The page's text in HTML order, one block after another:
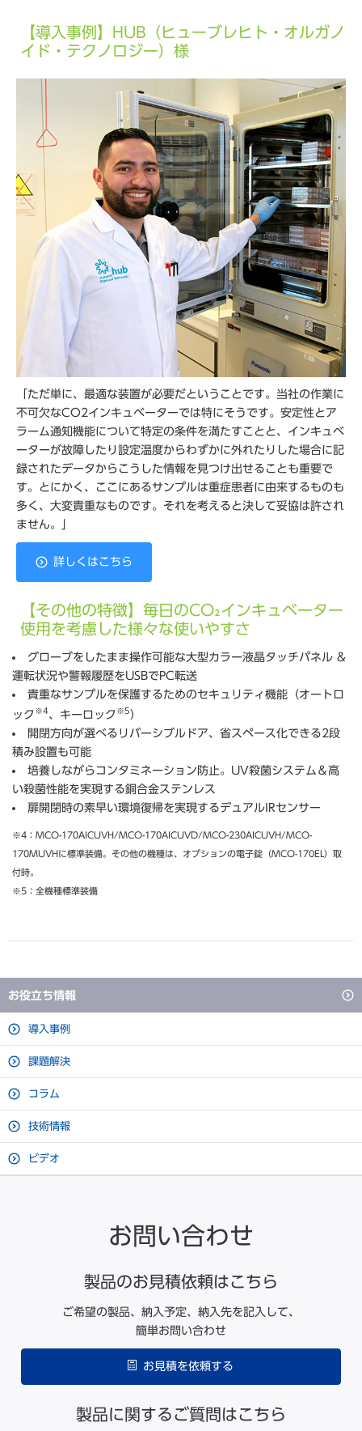
【導入事例】HUB（ヒューブレヒト・オルガノ
イド・テクノロジー）様
「ただ単に、最適な装置が必要だということです。当社の作業に
不可欠なCO2インキュベーターでは特にそうです。安定性とア
ラーム通知機能について特定の条件を満たすことと、インキュベ
ーターが故障したり設定温度からわずかに外れたりした場合に記
録されたデータからこうした情報を見つけ出せることも重要で
す。とにかく、ここにあるサンプルは重症患者に由来するものも
多く、大変貴重なものです。それを考えると決して妥協は許され
ません。」
詳しくはこちら
【その他の特徴】毎日のCO₂インキュベーター
使用を考慮した様々な使いやすさ
グローブをしたまま操作可能な大型カラー液晶タッチパネル &
運転状況や警報履歴をUSBでPC転送
貴重なサンプルを保護するためのセキュリティ機能（オートロ
ック ※4 、キーロック ※5 ）
開閉方向が選べるリバーシブルドア、省スペース化できる2段
積み設置も可能
培養しながらコンタミネーション防止。UV殺菌システム＆高
い殺菌性能を実現する銅合金ステンレス
扉開閉時の素早い環境復帰を実現するデュアルIRセンサー
※4：MCO-170AICUVH/MCO-170AICUVD/MCO-230AICUVH/MCO-
170MUVHに標準装備。その他の機種は、オプションの電子錠（MCO-170EL）取
付時。
※5：全機種標準装備
お役立ち情報
導入事例
課題解決
コラム
技術情報
ビデオ
お問い合わせ
製品のお見積依頼はこちら
ご希望の製品、納入予定、納入先を記入して、
簡単お問い合わせ
お見積を依頼する
製品に関するご質問はこちら